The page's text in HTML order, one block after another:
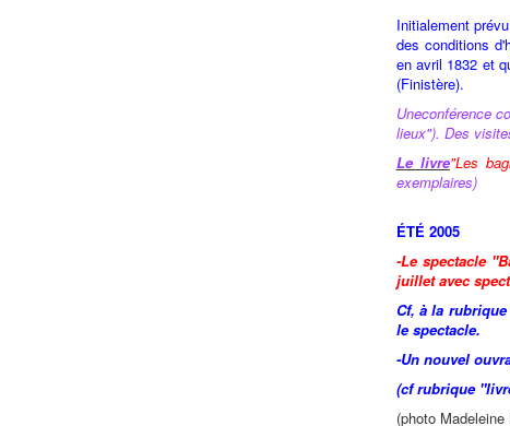
Initialement
des conditions
en avril 1832 et
(Finistère).
Uneconférence
lieux"). Des
Le livre"Les
exemplaires)
ÉTÉ 2005
-Le spectacle
juillet avec
Cf, à la
le spectacle.
-Un nouvel
(cf rubrique
(photo Madeleine